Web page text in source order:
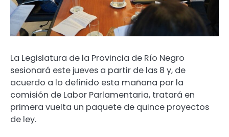
La Legislatura de la Provincia de Río Negro
sesionará este jueves a partir de las 8 y, de
acuerdo a lo definido esta mañana por la
comisión de Labor Parlamentaria, tratará en
primera vuelta un paquete de quince proyectos
de ley.